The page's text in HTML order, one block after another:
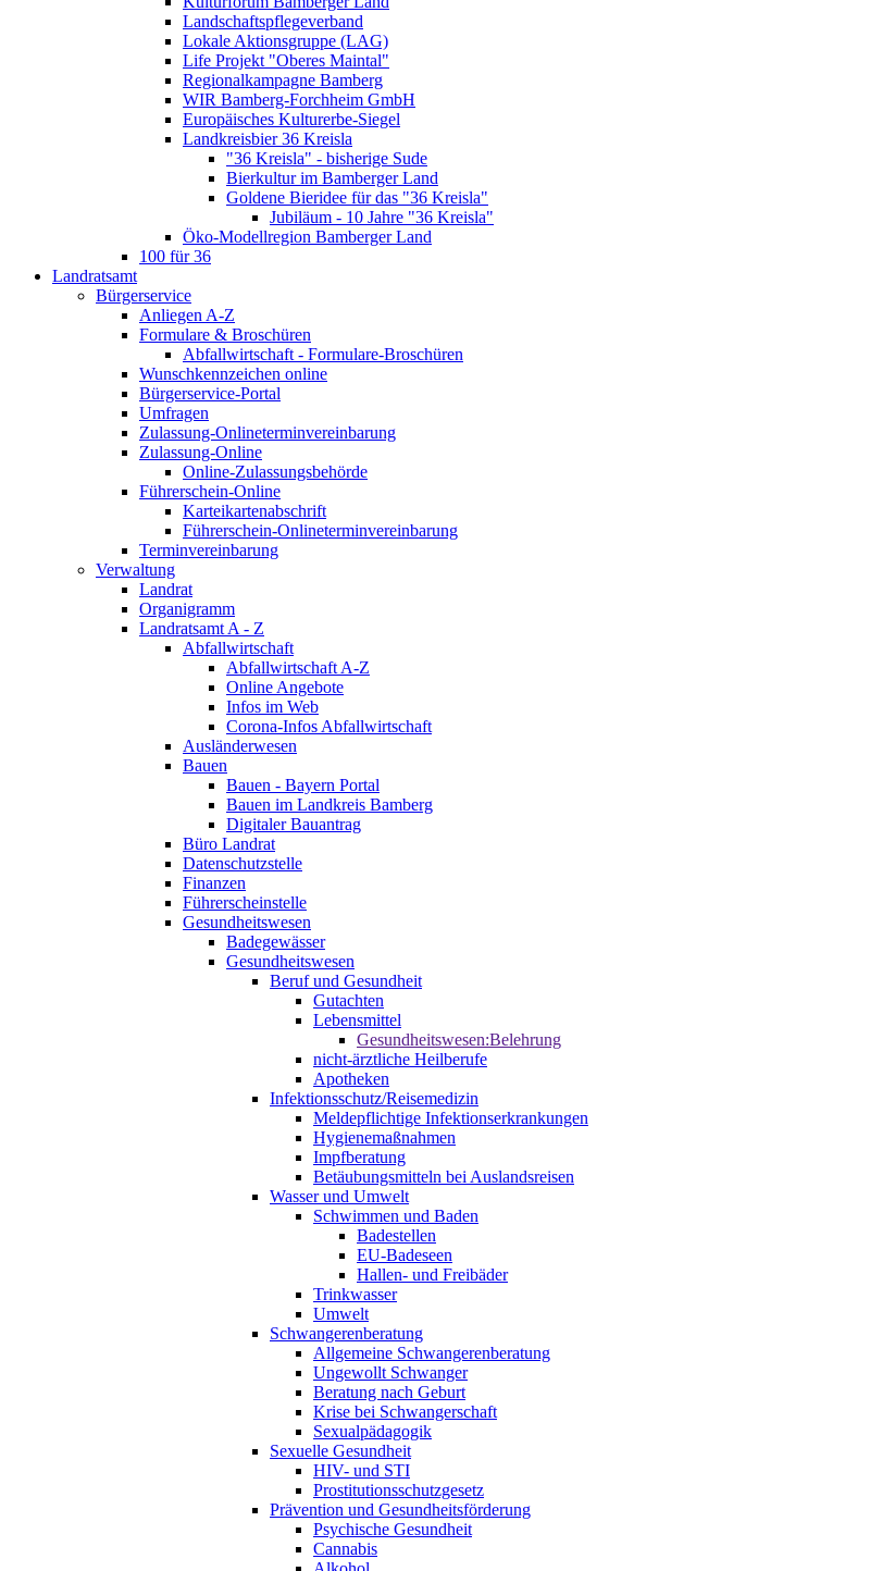
Landschaftspflegeverband
Lokale Aktionsgruppe (LAG)
Life Projekt "Oberes Maintal"
Regionalkampagne Bamberg
WIR Bamberg-Forchheim GmbH
Europäisches Kulturerbe-Siegel
Landkreisbier 36 Kreisla
"36 Kreisla" - bisherige Sude
Bierkultur im Bamberger Land
Goldene Bieridee für das "36 Kreisla"
Jubiläum - 10 Jahre "36 Kreisla"
Öko-Modellregion Bamberger Land
100 für 36
Landratsamt
Bürgerservice
Anliegen A-Z
Formulare & Broschüren
Abfallwirtschaft - Formulare-Broschüren
Wunschkennzeichen online
Bürgerservice-Portal
Umfragen
Zulassung-Onlineterminvereinbarung
Zulassung-Online
Online-Zulassungsbehörde
Führerschein-Online
Karteikartenabschrift
Führerschein-Onlineterminvereinbarung
Terminvereinbarung
Verwaltung
Landrat
Organigramm
Landratsamt A - Z
Abfallwirtschaft
Abfallwirtschaft A-Z
Online Angebote
Infos im Web
Corona-Infos Abfallwirtschaft
Ausländerwesen
Bauen
Bauen - Bayern Portal
Bauen im Landkreis Bamberg
Digitaler Bauantrag
Büro Landrat
Datenschutzstelle
Finanzen
Führerscheinstelle
Gesundheitswesen
Badegewässer
Gesundheitswesen
Beruf und Gesundheit
Gutachten
Lebensmittel
Gesundheitswesen:Belehrung
nicht-ärztliche Heilberufe
Apotheken
Infektionsschutz/Reisemedizin
Meldepflichtige Infektionserkrankungen
Hygienemaßnahmen
Impfberatung
Betäubungsmitteln bei Auslandsreisen
Wasser und Umwelt
Schwimmen und Baden
Badestellen
EU-Badeseen
Hallen- und Freibäder
Trinkwasser
Umwelt
Schwangerenberatung
Allgemeine Schwangerenberatung
Ungewollt Schwanger
Beratung nach Geburt
Krise bei Schwangerschaft
Sexualpädagogik
Sexuelle Gesundheit
HIV- und STI
Prostitutionsschutzgesetz
Prävention und Gesundheitsförderung
Psychische Gesundheit
Cannabis